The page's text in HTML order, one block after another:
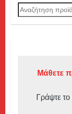
Αναζήτηση
για:
Μάθετε
Γράψτε